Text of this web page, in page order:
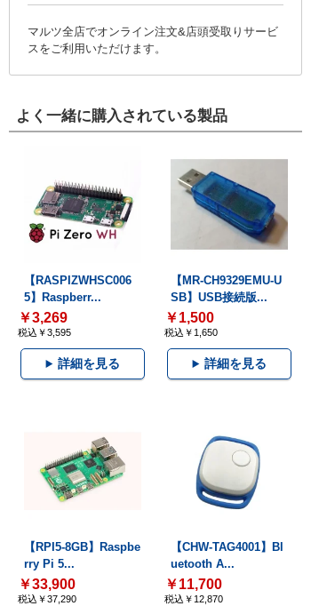
マルツ全店でオンライン注文&店頭受取りサービ
スをご利用いただけます。
よく一緒に購入されている製品
【RASPIZWHSC006
5】Raspberr...
￥3,269
税込￥3,595
詳細を見る
【MR-CH9329EMU-U
SB】USB接続版...
￥1,500
税込￥1,650
詳細を見る
【RPI5-8GB】Raspbe
rry Pi 5...
￥33,900
税込￥37,290
【CHW-TAG4001】Bl
uetooth A...
￥11,700
税込￥12,870